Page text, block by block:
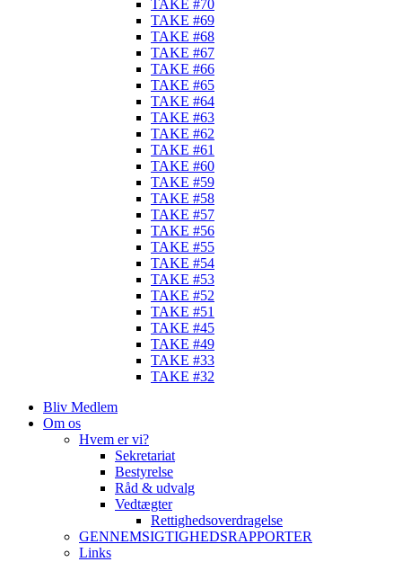
TAKE #70
TAKE #69
TAKE #68
TAKE #67
TAKE #66
TAKE #65
TAKE #64
TAKE #63
TAKE #62
TAKE #61
TAKE #60
TAKE #59
TAKE #58
TAKE #57
TAKE #56
TAKE #55
TAKE #54
TAKE #53
TAKE #52
TAKE #51
TAKE #45
TAKE #49
TAKE #33
TAKE #32
Bliv Medlem
Om os
Hvem er vi?
Sekretariat
Bestyrelse
Råd & udvalg
Vedtægter
Rettighedsoverdragelse
GENNEMSIGTIGHEDSRAPPORTER
Links